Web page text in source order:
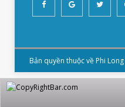
Bản quyền thuộc về Phi Long